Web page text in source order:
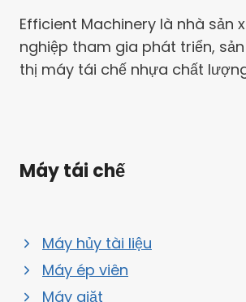
Efficient Machinery là nhà sản
nghiệp tham gia phát triển,
thị máy tái chế nhựa chất
Máy tái chế
Máy hủy tài liệu
Máy ép viên
Máy giặt